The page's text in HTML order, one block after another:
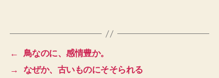
←
鳥なのに、感情豊か。
→
なぜか、古いものにそそられる